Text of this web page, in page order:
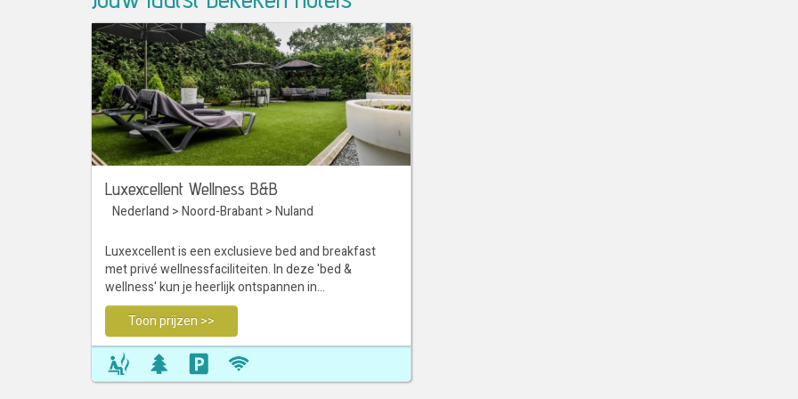
Luxexcellent Wellness B&B
Nederland >Noord-Brabant>Nuland
Luxexcellent is een exclusieve bed and breakfast
met privé wellnessfaciliteiten. In deze 'bed &
wellness' kun je heerlijk ontspannen in…
Toon prijzen >>